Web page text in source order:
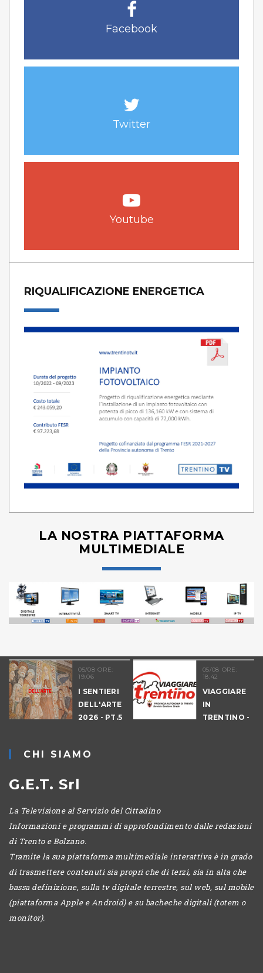
Facebook
Twitter
Youtube
RIQUALIFICAZIONE ENERGETICA
LA NOSTRA PIATTAFORMA
MULTIMEDIALE
05/08 ORE:
19.06
I SENTIERI
DELL'ARTE
2026 - PT.5
05/08 ORE:
18.42
VIAGGIARE
IN
TRENTINO -
CHI SIAMO
G.E.T. Srl
La Televisione al Servizio del Cittadino
Informazioni e programmi di approfondimento dalle redazioni
di Trento e Bolzano.
Tramite la sua piattaforma multimediale interattiva è in grado
di trasmettere contenuti sia propri che di terzi, sia in alta che
bassa definizione, sulla tv digitale terrestre, sul web, sul mobile
(piattaforma Apple e Android) e su bacheche digitali (totem o
monitor).